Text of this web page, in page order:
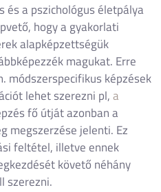
és a pszichológus életpálya
hogy a gyakorlati
alapképzettségük
magukat. Erre
módszerspecifikus képzések
lehet szerezni pl,a
fő útját azonban a
megszerzése jelenti. Ez
feltétel, illetve ennek
követő néhány
szerezni.